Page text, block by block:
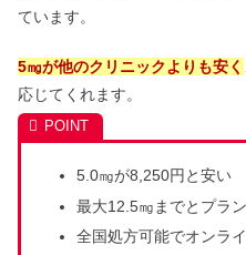
ています。
5㎎が他のクリニックよりも安く
応じてくれます。
5.0㎎が8,250円と安い
最大12.5㎎までとプラ
全国処方可能でオンラ